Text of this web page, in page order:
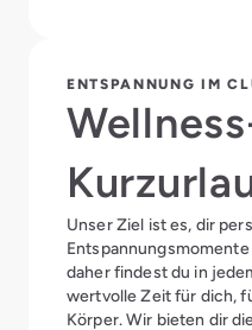
ENTSPANNUNG IM
Unser Ziel ist es, dir
daher findest du in
wertvolle Zeit für dich,
Körper. Wir bieten dir